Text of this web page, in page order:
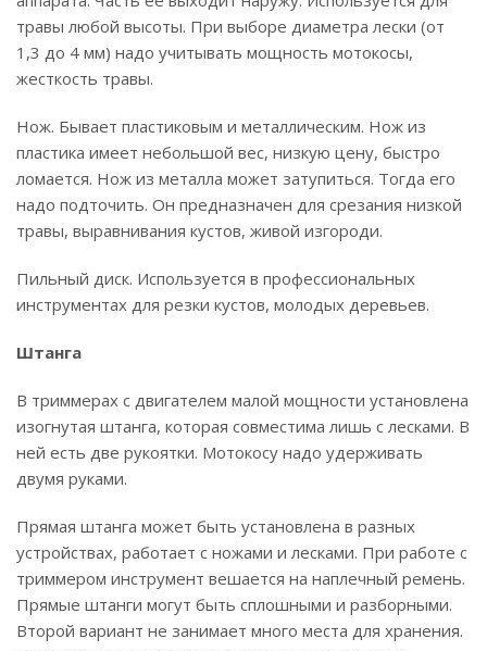
травы любой высоты. При выборе диаметра лески (от
1,3 до 4 мм) надо учитывать мощность мотокосы,
жесткость травы.
Нож. Бывает пластиковым и металлическим. Нож из
пластика имеет небольшой вес, низкую цену, быстро
ломается. Нож из металла может затупиться. Тогда его
надо подточить. Он предназначен для срезания низкой
травы, выравнивания кустов, живой изгороди.
Пильный диск. Используется в профессиональных
инструментах для резки кустов, молодых деревьев.
Штанга
В триммерах с двигателем малой мощности установлена
изогнутая штанга, которая совместима лишь с лесками. В
ней есть две рукоятки. Мотокосу надо удерживать
двумя руками.
Прямая штанга может быть установлена в разных
устройствах, работает с ножами и лесками. При работе с
триммером инструмент вешается на наплечный ремень.
Прямые штанги могут быть сплошными и разборными.
Второй вариант не занимает много места для хранения.